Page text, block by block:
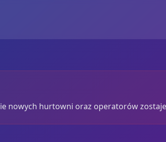
nowych hurtowni oraz operatorów